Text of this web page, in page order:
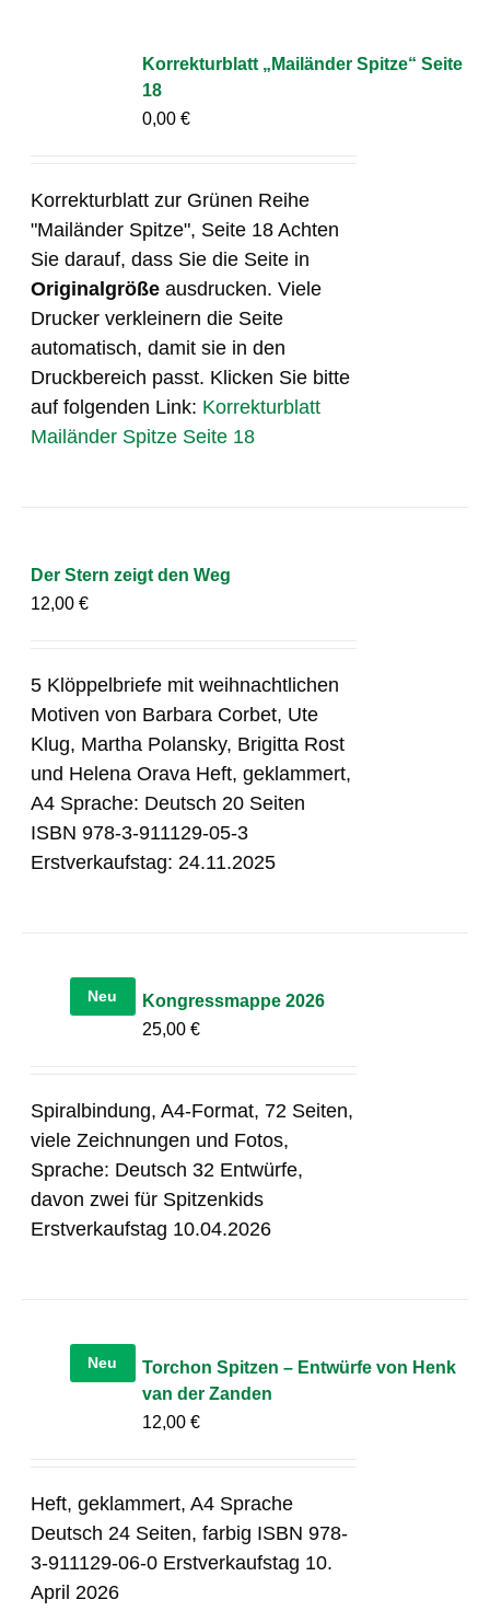
Korrekturblatt „Mailänder Spitze“ Seite
18
0,00€
Korrekturblatt zur Grünen Reihe
"Mailänder Spitze", Seite 18 Achten
Sie darauf, dass Sie die Seite in
Originalgröße ausdrucken. Viele
Drucker verkleinern die Seite
automatisch, damit sie in den
Druckbereich passt. Klicken Sie bitte
auf folgenden Link: Korrekturblatt
Mailänder Spitze Seite 18
Der Stern zeigt den Weg
12,00€
5 Klöppelbriefe mit weihnachtlichen
Motiven von Barbara Corbet, Ute
Klug, Martha Polansky, Brigitta Rost
und Helena Orava Heft, geklammert,
A4 Sprache: Deutsch 20 Seiten
ISBN 978-3-911129-05-3
Erstverkaufstag: 24.11.2025
Neu
Kongressmappe 2026
25,00€
Spiralbindung, A4-Format, 72 Seiten,
viele Zeichnungen und Fotos,
Sprache: Deutsch 32 Entwürfe,
davon zwei für Spitzenkids
Erstverkaufstag 10.04.2026
Neu
Torchon Spitzen – Entwürfe von Henk
van der Zanden
12,00€
Heft, geklammert, A4 Sprache
Deutsch 24 Seiten, farbig ISBN 978-
3-911129-06-0 Erstverkaufstag 10.
April 2026